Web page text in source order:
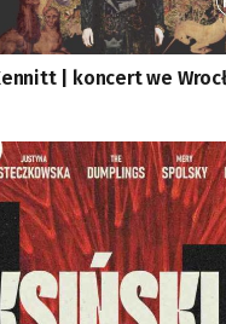
| koncert we